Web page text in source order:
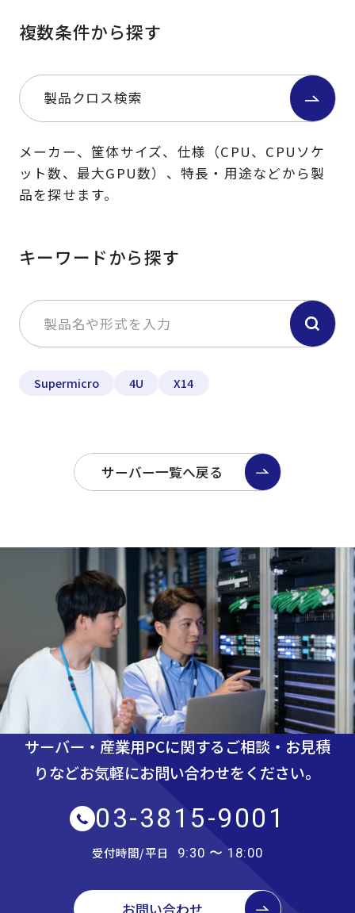
複数条件から探す
製品クロス検索
メーカー、筐体サイズ、仕様（CPU、CPUソケ
ット数、最大GPU数）、特長・用途などから製
品を探せます。
キーワードから探す
Supermicro 4U X14
サーバー一覧へ戻る
サーバー・産業用PCに関するご相談・お見積
りなどお気軽にお問い合わせをください。
03-3815-9001
受付時間/平日 9:30 〜 18:00
お問い合わせ